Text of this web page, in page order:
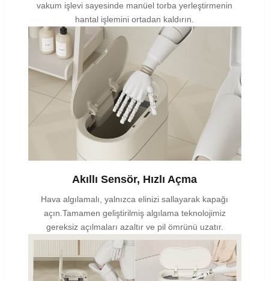
vakum işlevi sayesinde manüel torba yerleştirmenin
hantal işlemini ortadan kaldırın.
Akıllı Sensör, Hızlı Açma
Hava algılamalı, yalnızca elinizi sallayarak kapağı
açın.Tamamen geliştirilmiş algılama teknolojimiz
gereksiz açılmaları azaltır ve pil ömrünü uzatır.